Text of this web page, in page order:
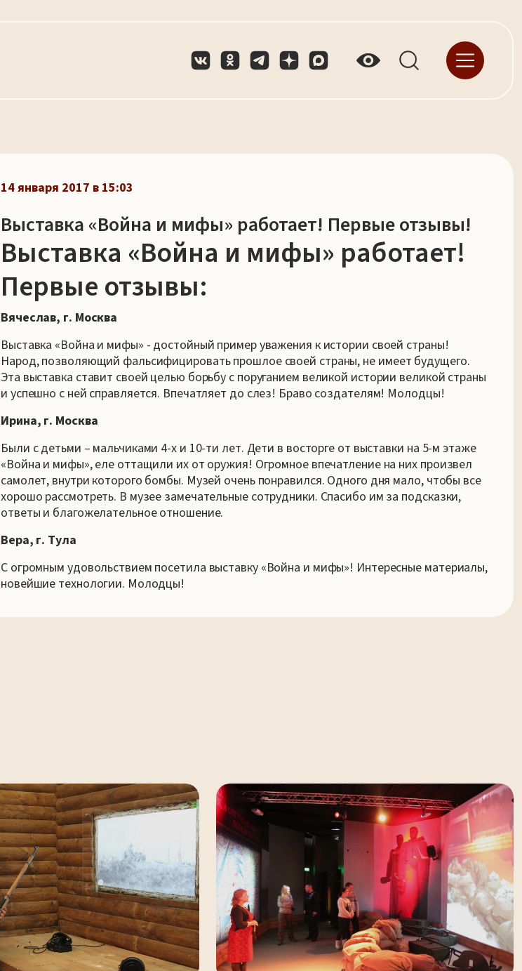
14 января 2017 в 15:03
Выставка «Война и мифы» работает! Первые отзывы!
Выставка «Война и мифы» работает!
Первые отзывы:
Вячеслав, г. Москва
Выставка «Война и мифы» - достойный пример уважения к истории своей страны!
Народ, позволяющий фальсифицировать прошлое своей страны, не имеет будущего.
Эта выставка ставит своей целью борьбу с поруганием великой истории великой страны
и успешно с ней справляется. Впечатляет до слез! Браво создателям! Молодцы!
Ирина, г. Москва
Были с детьми – мальчиками 4-х и 10-ти лет. Дети в восторге от выставки на 5-м этаже
«Война и мифы», еле оттащили их от оружия! Огромное впечатление на них произвел
самолет, внутри которого бомбы. Музей очень понравился. Одного дня мало, чтобы все
хорошо рассмотреть. В музее замечательные сотрудники. Спасибо им за подсказки,
ответы и благожелательное отношение.
Вера, г. Тула
С огромным удовольствием посетила выставку «Война и мифы»! Интересные материалы,
новейшие технологии. Молодцы!